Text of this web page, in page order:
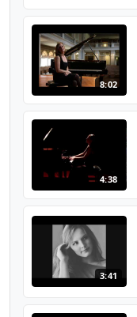
8:02
4:38
3:41